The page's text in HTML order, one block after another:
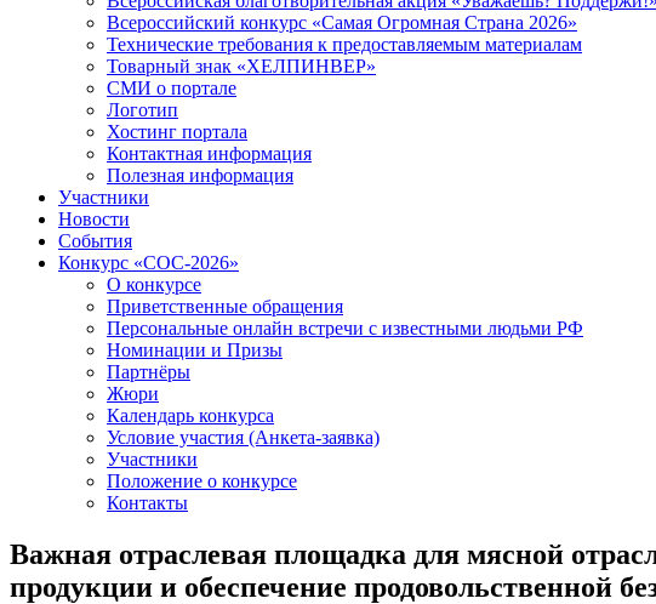
Всероссийский конкурс «Самая Огромная Страна 2026»
Технические требования к предоставляемым материалам
Товарный знак «ХЕЛПИНВЕР»
СМИ о портале
Логотип
Хостинг портала
Контактная информация
Полезная информация
Участники
Новости
События
Конкурс «СОС-2026»
О конкурсе
Приветственные обращения
Персональные онлайн встречи с известными людьми РФ
Номинации и Призы
Партнёры
Жюри
Календарь конкурса
Условие участия (Анкета-заявка)
Участники
Положение о конкурсе
Контакты
Важная отраслевая площадка для мясной
продукции и обеспечение продовольственной